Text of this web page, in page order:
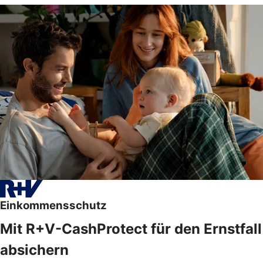
Einkommensschutz
Mit R+V-CashProtect für den Ernstfall
absichern